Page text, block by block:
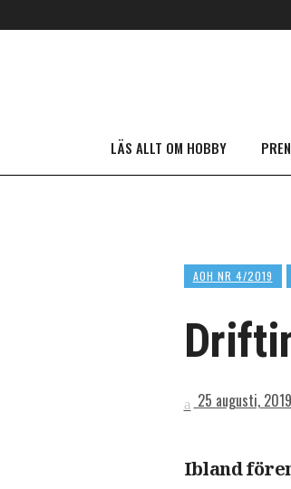
LÄS ALLT OM HOBBY
AOH NR 4/2019
25 augusti, 2019
Ibland